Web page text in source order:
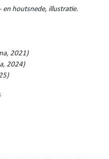
en houtsnede, illustratie.
2021)
2024)